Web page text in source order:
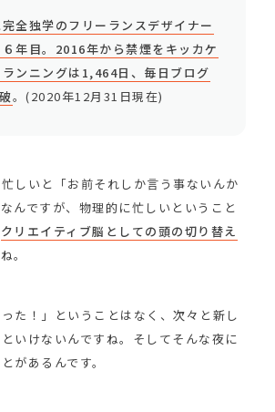
全独学のフリーランスデザイナー
年目。2016年から禁煙をキッカケ
ンニングは1,464日、毎日ブログ
。(2020年12月31日現在)
しいと「お前それしか言う事ないんか
んですが、物理的に忙しいということ
クリエイティブ脳としての頭の切り替え
。
た！」ということはなく、次々と新し
いけないんですね。そしてそんな夜に
があるんです。